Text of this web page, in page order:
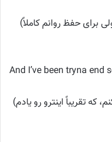
(خب، ببخشید که تو ذوقتون می‌زنم، ولی برای حفظ روانم کاملاً
And I’ve been tryna
(و اینقدر سعی کردم کار خیلیا رو تموم کنم، که تقریباً اینترو رو یادم